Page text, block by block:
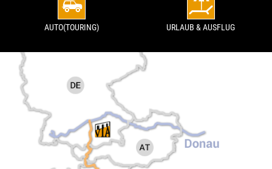
AUTO(TOURING) URLAUB & AUSFLUG